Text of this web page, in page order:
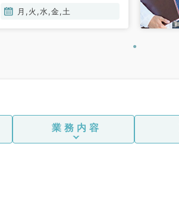
月,火,水,金,土
業務内容